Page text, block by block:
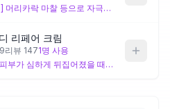
[3단계 - 색소침착 케어] 머리카락 마찰 등으로 자극받은 부위나 여드름 자국이 남은 곳에 집중 도포. 칙칙해진 피부톤과 색소침착 관리.
리페어 크림
리뷰 1471명 사용
[4단계 - 피부 결 회복] 피부가 심하게 뒤집어졌을 때 사용. 발림성은 뻑뻑하지만 자고 일어나면 피부 결이 부드러워지는 효과. 좁쌀로 거칠어진 피부 결 정돈.